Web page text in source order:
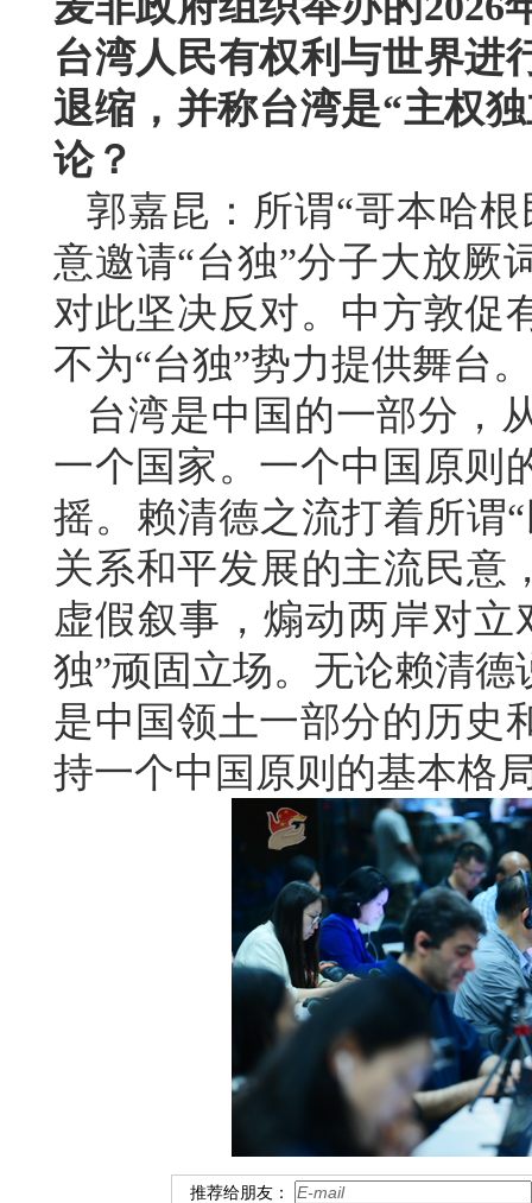
台湾人民有权利与世界进
退缩，并称台湾是“主权
论？
郭嘉昆：所谓“哥本哈
意邀请“台独”分子大放厥
对此坚决反对。中方敦促
不为“台独”势力提供舞台。
台湾是中国的一部分，
一个国家。一个中国原则
摇。赖清德之流打着所谓
关系和平发展的主流民意
虚假叙事，煽动两岸对
独”顽固立场。无论赖清
是中国领土一部分的历史
持一个中国原则的基本格
推荐给朋友：